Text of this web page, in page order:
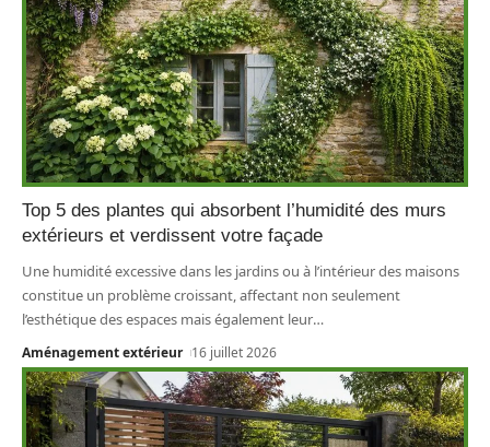
Top 5 des plantes qui absorbent l’humidité des murs
extérieurs et verdissent votre façade
Une humidité excessive dans les jardins ou à l’intérieur des maisons
constitue un problème croissant, affectant non seulement
l’esthétique des espaces mais également leur…
Aménagement extérieur 16 juillet 2026